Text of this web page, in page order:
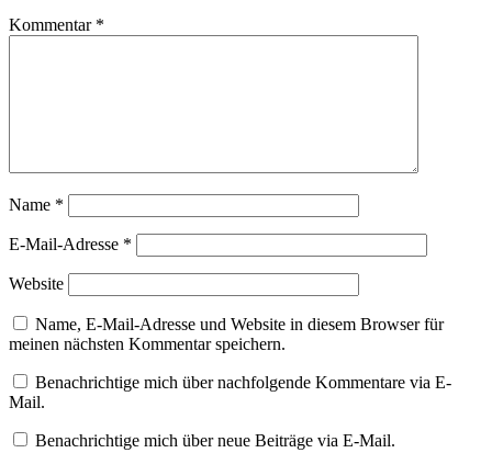
Kommentar *
Name *
E-Mail-Adresse *
Website
Name, E-Mail-Adresse und Website in diesem Browser für
meinen nächsten Kommentar speichern.
Benachrichtige mich über nachfolgende Kommentare via E-
Mail.
Benachrichtige mich über neue Beiträge via E-Mail.